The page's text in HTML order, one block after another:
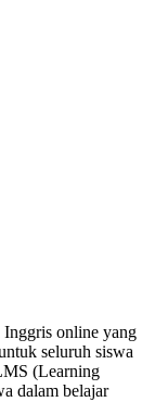
online yang
seluruh siswa
(Learning
dalam belajar